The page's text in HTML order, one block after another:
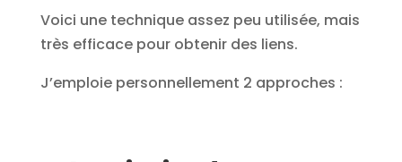
Voici une technique assez peu utilisée, mais
très efficace pour obtenir des liens.
J’emploie personnellement 2 approches :